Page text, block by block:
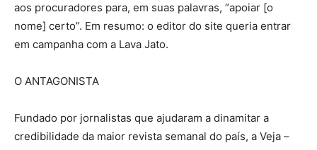
aos procuradores para, em suas palavras, “apoiar [o
nome] certo”. Em resumo: o editor do site queria entrar
em campanha com a Lava Jato.
O ANTAGONISTA
Fundado por jornalistas que ajudaram a dinamitar a
credibilidade da maior revista semanal do país, a Veja –